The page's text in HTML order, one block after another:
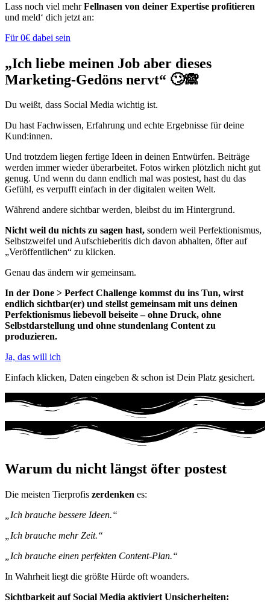
Lass noch viel mehrFellnasen von deiner Expertise profitieren
und meld‘ dich jetzt an:
Für 0€ dabei sein
„Ich liebe meinen Job aber dieses
Marketing-Gedöns nervt“ 🙄🙈
Du weißt, dass Social Media wichtig ist.
Du hast Fachwissen, Erfahrung und echte Ergebnisse für deine
Kund:innen.
Und trotzdem liegen fertige Ideen in deinen Entwürfen. Beiträge
werden immer wieder überarbeitet. Fotos wirken plötzlich nicht gut
genug. Und wenn du dann endlich mal was postest, hast du das
Gefühl, es verpufft einfach in der digitalen weiten Welt.
Während andere sichtbar werden, bleibst du im Hintergrund.
Nicht weil du nichts zu sagen hast, sondern weil Perfektionismus,
Selbstzweifel und Aufschieberitis dich davon abhalten, öfter auf
„Veröffentlichen“ zu klicken.
Genau das ändern wir gemeinsam.
In der Done > Perfect Challenge kommst du ins Tun, wirst
endlich sichtbar(er) und stellst gemeinsam mit uns deinen
Perfektionismus liebevoll beiseite – ohne Druck, ohne
Selbstdarstellung und ohne stundenlang Content zu
produzieren.
Ja, das will ich
Einfach klicken, Daten eingeben & schon ist Dein Platz gesichert.
Warum du nicht längst öfter postest
Die meisten Tierprofis zerdenken es:
„Ich brauche bessere Ideen.“
„Ich brauche mehr Zeit.“
„Ich brauche einen perfekten Content-Plan.“
In Wahrheit liegt die größte Hürde oft woanders.
Sichtbarkeit auf Social Media aktiviert Unsicherheiten: